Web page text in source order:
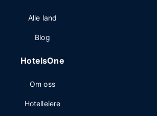
Alle land
Blog
HotelsOne
Om oss
Hotelleiere